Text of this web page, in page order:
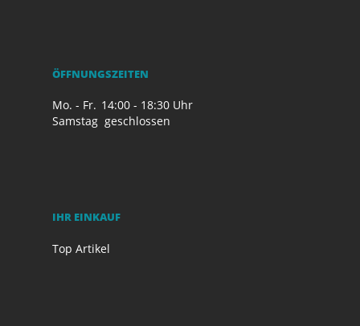
ÖFFNUNGSZEITEN
Mo. - Fr. 14:00 - 18:30 Uhr
Samstag geschlossen
IHR EINKAUF
Top Artikel